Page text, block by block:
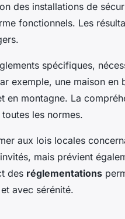
des installations de
fonctionnels. Les
spécifiques,
exemple, une maison en
en montagne. La
les normes.
aux lois locales
mais prévient
des réglementations
avec sérénité.